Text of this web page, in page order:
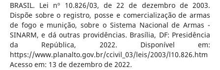
BRASIL. Lei nº 10.826/03, de 22 de dezembro de 2003.
Dispõe sobre o registro, posse e comercialização de armas
de fogo e munição, sobre o Sistema Nacional de Armas -
SINARM, e dá outras providências. Brasília, DF: Presidência
da República, 2022. Disponível em:
https://www.planalto.gov.br/ccivil_03/leis/2003/l10.826.htm
Acesso em: 13 de dezembro de 2022.